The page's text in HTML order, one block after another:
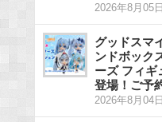
2026年8月05
グッドスマ
ンドボック
ーズ フィギ
登場！ご予
2026年8月04